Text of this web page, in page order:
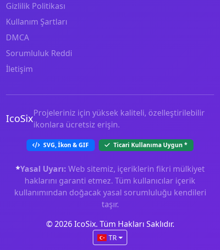
Gizlilik Politikası
Kullanım Şartları
DMCA
Sorumluluk Reddi
İletişim
IcoSixProjeleriniz için yüksek kaliteli, özelleştirilebilir
ikonlara ücretsiz erişin.
SVG, İkon & GIF Ticari Kullanıma Uygun *
*Yasal Uyarı: Web sitemiz, içeriklerin fikri mülkiyet
haklarını garanti etmez. Tüm kullanıcılar içerik
kullanımından doğacak yasal sorumluluğu kendileri
taşır.
© 2026 IcoSix. Tüm Hakları Saklıdır.
TR